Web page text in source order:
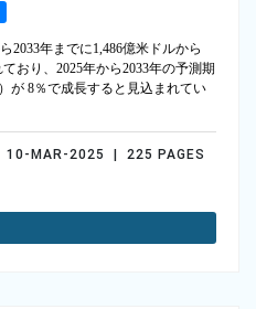
2033年までに1,486億米ドルから
おり、2025年から2033年の予測期
が 8％で成長すると見込まれてい
MAR-2025 | 225 PAGES